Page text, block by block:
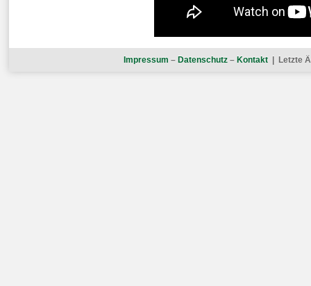
Impressum – Datenschutz – Kontakt | Letzte